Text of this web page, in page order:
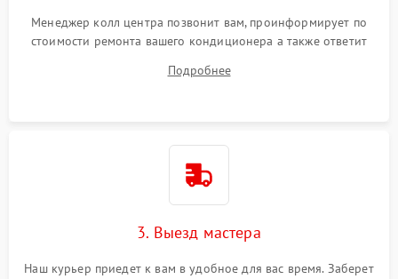
Менеджер колл центра позвонит вам, проинформирует по
стоимости ремонта вашего кондиционера а также ответит
Подробнее
3. Выезд мастера
Наш курьер приедет к вам в удобное для вас время. Заберет